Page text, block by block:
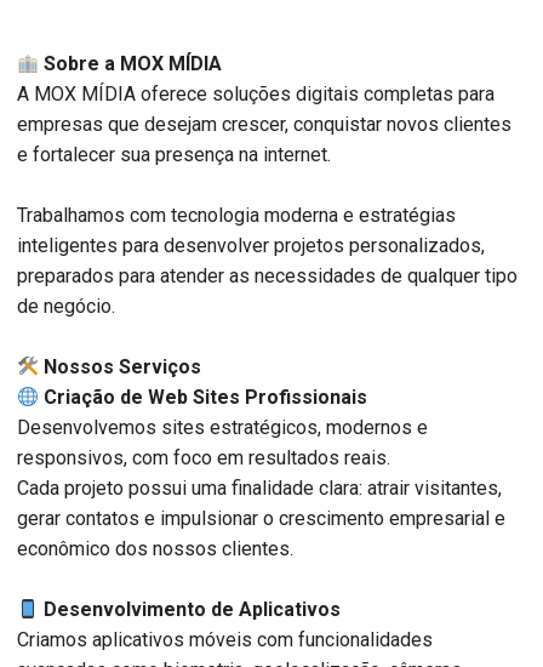
Sobre a MOX MÍDIA
A MOX MÍDIA oferece soluções digitais completas para
empresas que desejam crescer, conquistar novos clientes
e fortalecer sua presença na internet.
Trabalhamos com tecnologia moderna e estratégias
inteligentes para desenvolver projetos personalizados,
preparados para atender as necessidades de qualquer tipo
de negócio.
️ Nossos Serviços
Criação de Web Sites Profissionais
Desenvolvemos sites estratégicos, modernos e
responsivos, com foco em resultados reais.
Cada projeto possui uma finalidade clara: atrair visitantes,
gerar contatos e impulsionar o crescimento empresarial e
econômico dos nossos clientes.
Desenvolvimento de Aplicativos
Criamos aplicativos móveis com funcionalidades